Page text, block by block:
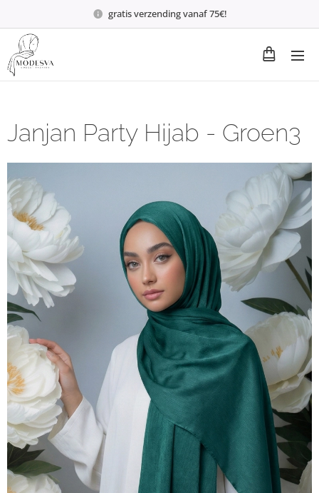
gratis verzending vanaf 75€!
Janjan Party Hijab - Groen3